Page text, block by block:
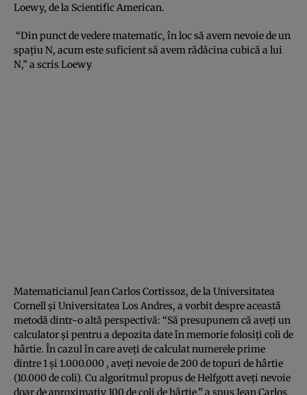
Loewy, de la Scientific American.
“Din punct de vedere matematic, în loc să avem nevoie de un
spaţiu N, acum este suficient să avem rădăcina cubică a lui
N,” a scris Loewy
Matematicianul Jean Carlos Cortissoz, de la Universitatea
Cornell şi Universitatea Los Andres, a vorbit despre această
metodă dintr-o altă perspectivă: “Să presupunem că aveţi un
calculator şi pentru a depozita date în memorie folosiţi coli de
hârtie. În cazul în care aveţi de calculat numerele prime
dintre 1 şi 1.000.000 , aveţi nevoie de 200 de topuri de hârtie
(10.000 de coli). Cu algoritmul propus de Helfgott aveţi nevoie
doar de aproximativ 100 de coli de hârtie,” a spus Jean Carlos